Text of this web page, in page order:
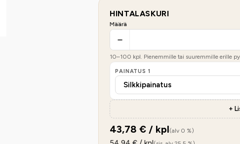
HINTALASKURI
Määrä
10–100 kpl. Pienemmille tai suuremmille erille
PAINATUS 1
+
43,78 € / kpl(alv 0 %)